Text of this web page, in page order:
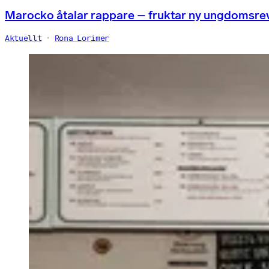
Marocko åtalar rappare – fruktar ny
Aktuellt Rona Lorimer